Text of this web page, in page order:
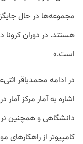
مجموعه‌‌ها در حال
هستند. در دوران کرونا
است.»
در ادامه محمدباقر
دانشگاهی و همچنین
کامپیوتر از